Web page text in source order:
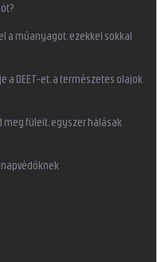
a műanyagot, ezekkel sokkal
a DEET-et, a természetes olajok
meg füleit, egyszer hálásak